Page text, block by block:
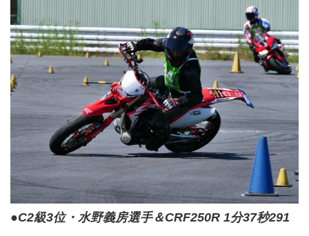
●C2級3位・水野義房選手＆CRF250R 1分37秒291